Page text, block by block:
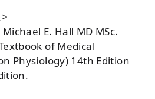
E. Hall MD MSc.
of Medical
Physiology) 14th Edition